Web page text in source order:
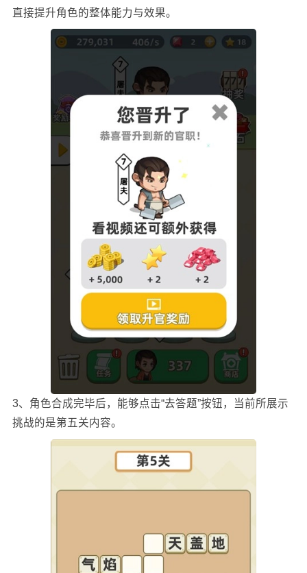
直接提升角色的整体能力与效果。
3、角色合成完毕后，能够点击“去答题”按钮，当前所展示
挑战的是第五关内容。